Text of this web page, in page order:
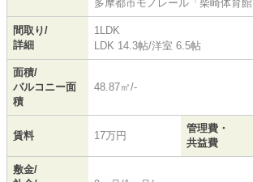
多摩都市モノレール 「柴崎体育館
間取り/
詳細
1LDK
LDK 14.3帖/洋室 6.5帖
面積/
バルコニー面
積
48.87㎡/-
賃料 17万円
管理費・
共益費
敷金/